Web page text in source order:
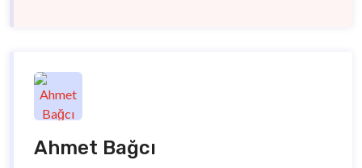
Ahmet Bağcı